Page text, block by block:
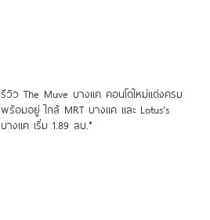
รีวิว The Muve บางแค คอนโดใหม่แต่งครบ
พร้อมอยู่ ใกล้ MRT บางแค และ Lotus’s
บางแค เริ่ม 1.89 ลบ.*